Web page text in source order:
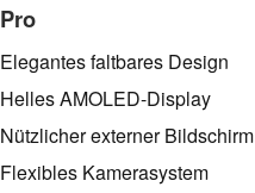
Pro
Elegantes faltbares Design
Helles AMOLED-Display
Nützlicher externer Bildschirm
Flexibles Kamerasystem